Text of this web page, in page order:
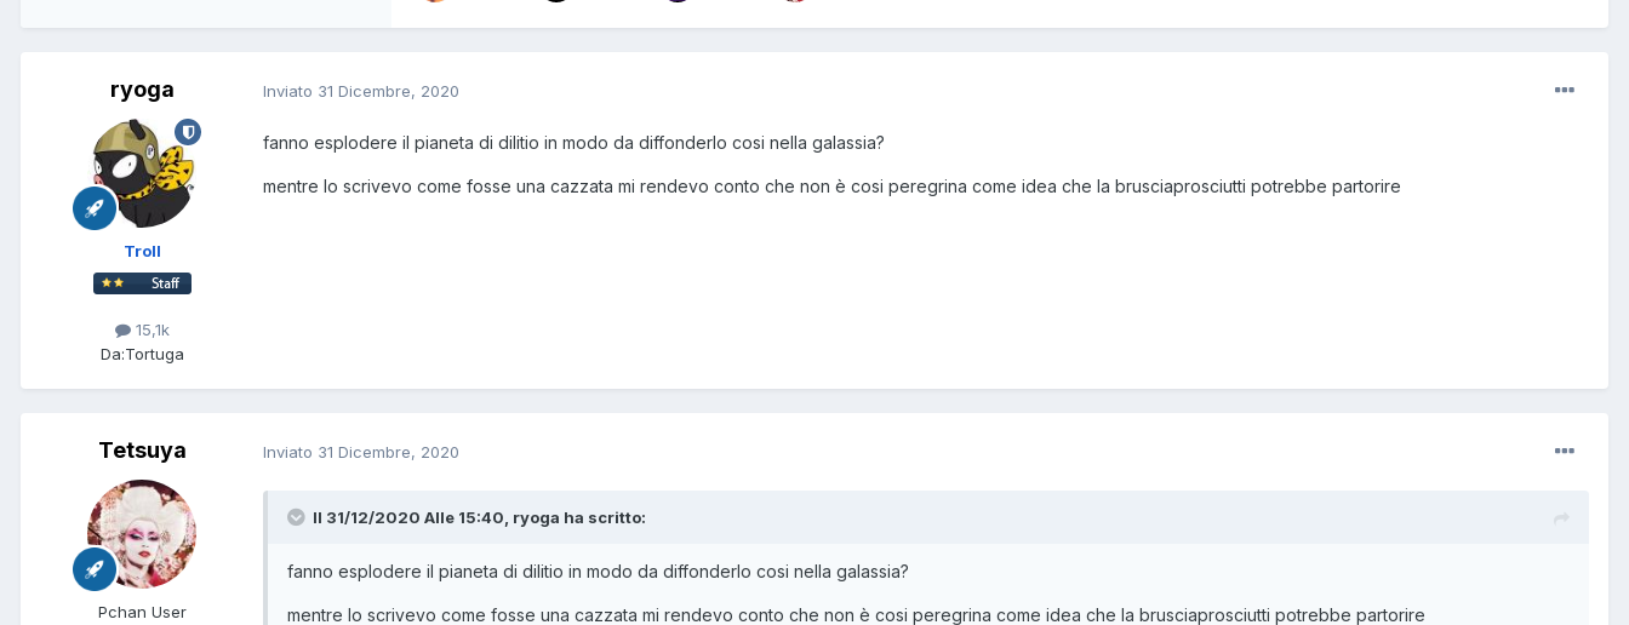
ryoga
Troll
15,1k
Da:Tortuga
Inviato 31 Dicembre, 2020
fanno esplodere il pianeta di dilitio in modo da diffonderlo cosi nella galassia?
mentre lo scrivevo come fosse una cazzata mi rendevo conto che non è cosi peregrina come idea che la brusciaprosciutti potrebbe partorire
Tetsuya
Pchan User
Inviato 31 Dicembre, 2020
Il 31/12/2020 Alle 15:40, ryoga ha scritto:
fanno esplodere il pianeta di dilitio in modo da diffonderlo cosi nella galassia?
mentre lo scrivevo come fosse una cazzata mi rendevo conto che non è cosi peregrina come idea che la brusciaprosciutti potrebbe partorire